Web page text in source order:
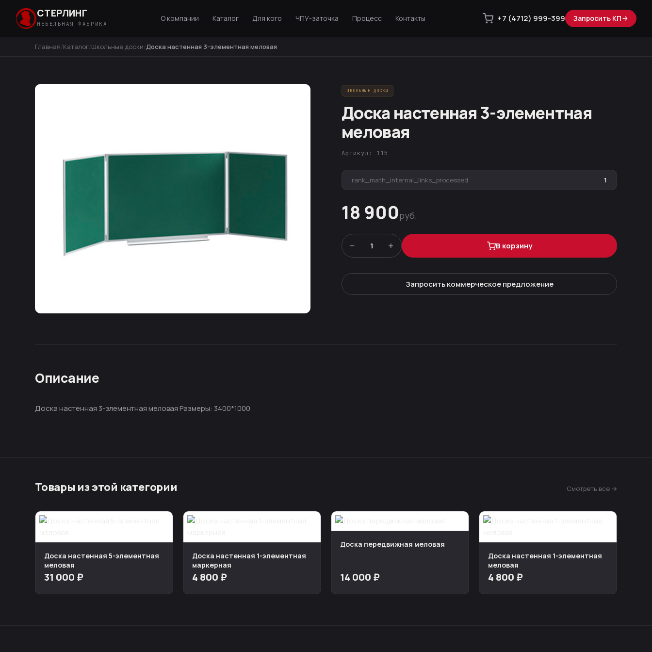
СТЕРЛИНГ
МЕБЕЛЬНАЯ ФАБРИКА
О компании Каталог Для кого ЧПУ-заточка Процесс Контакты +7 (4712) 999-399 Запросить КП
Главная Каталог Школьные доски Доска настенная 3-элементная меловая
ШКОЛЬНЫЕ ДОСКИ
Доска настенная 3-элементная
меловая
Артикул: 115
rank_math_internal_links_processed 1
18 900руб.
− 1 + В корзину
Запросить коммерческое предложение
Описание
Доска настенная 3-элементная меловая Размеры: 3400*1000
Товары из этой категории Смотреть все →
Доска настенная 5-элементная
меловая
31 000 ₽
Доска настенная 1-элементная
маркерная
4 800 ₽
Доска передвижная меловая
14 000 ₽
Доска настенная 1-элементная
меловая
4 800 ₽